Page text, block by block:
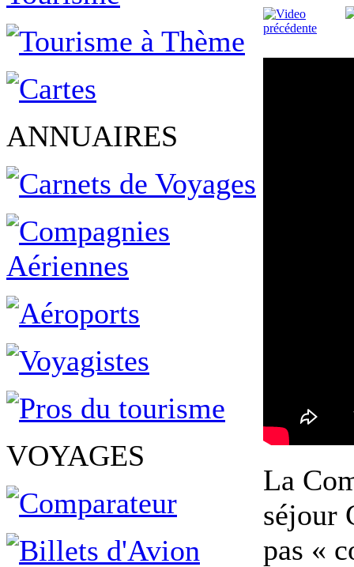
ANNUAIRES
VOYAGES
La
séjour
pas «